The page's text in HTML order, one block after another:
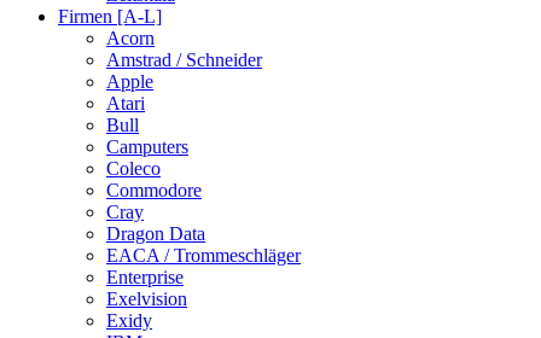
Firmen [A-L]
Acorn
Amstrad / Schneider
Apple
Atari
Bull
Camputers
Coleco
Commodore
Cray
Dragon Data
EACA / Trommeschläger
Enterprise
Exelvision
Exidy